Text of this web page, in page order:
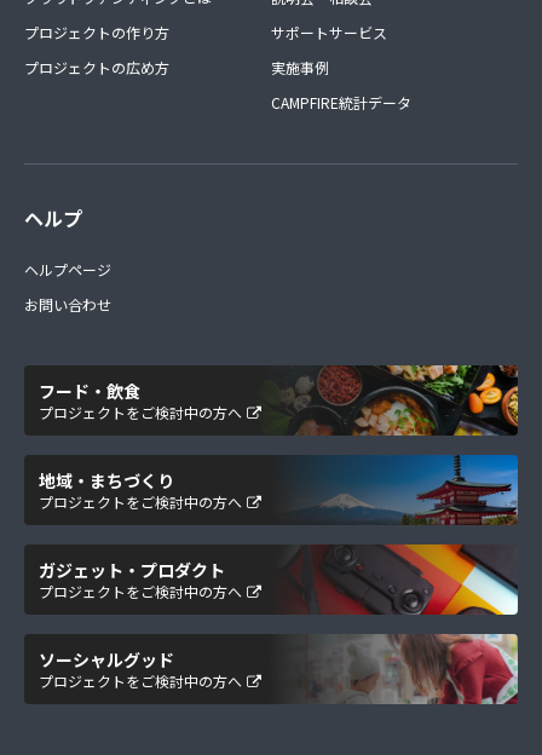
プロジェクトの作り方
プロジェクトの広め方
サポートサービス
実施事例
CAMPFIRE統計データ
ヘルプ
ヘルプページ
お問い合わせ
フード・飲食
プロジェクトをご検討中の方へ
地域・まちづくり
プロジェクトをご検討中の方へ
ガジェット・プロダクト
プロジェクトをご検討中の方へ
ソーシャルグッド
プロジェクトをご検討中の方へ